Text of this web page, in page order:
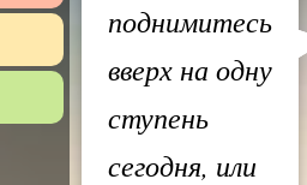
поднимитесь
вверх на одну
ступень
сегодня, или